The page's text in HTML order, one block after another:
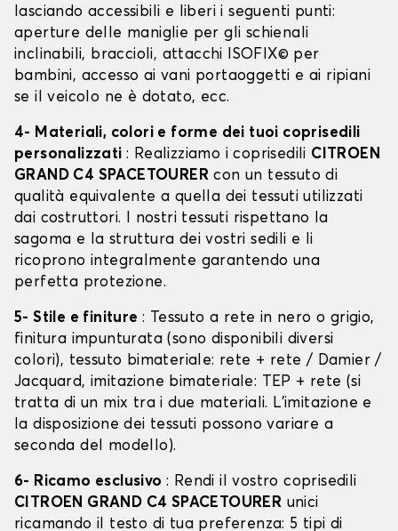
lasciando accessibili e liberi i seguenti punti:
aperture delle maniglie per gli schienali
inclinabili, braccioli, attacchi ISOFIX© per
bambini, accesso ai vani portaoggetti e ai ripiani
se il veicolo ne è dotato, ecc.
4- Materiali, colori e forme dei tuoi coprisedili
personalizzati: Realizziamo i coprisedili CITROEN
GRAND C4 SPACETOURER con un tessuto di
qualità equivalente a quella dei tessuti utilizzati
dai costruttori. I nostri tessuti rispettano la
sagoma e la struttura dei vostri sedili e li
ricoprono integralmente garantendo una
perfetta protezione.
5- Stile e finiture : Tessuto a rete in nero o grigio,
finitura impunturata (sono disponibili diversi
colori), tessuto bimateriale: rete + rete / Damier /
Jacquard, imitazione bimateriale: TEP + rete (si
tratta di un mix tra i due materiali. L'imitazione e
la disposizione dei tessuti possono variare a
seconda del modello).
6- Ricamo esclusivo : Rendi il vostro coprisedili
CITROEN GRAND C4 SPACETOURER unici
ricamando il testo di tua preferenza: 5 tipi di